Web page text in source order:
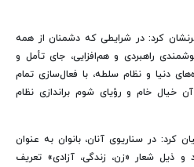
کرد: در شرایطی که دشمنان از همه
راهبردی و هم‌افزایی، جای تأمل و
دنیا و نظام سلطه، با فعال‌سازی تمام
خیال خام و رؤیای شوم براندازی نظام
کرد: در سناریوی آنان، بانوان به عنوان
ذیل شعار «زن، زندگی، آزادی» تعریف